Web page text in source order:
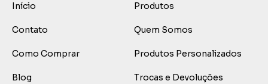
Início
Produtos
Contato Quem Somos
Como Comprar Produtos Personalizados
Blog Trocas e Devoluções